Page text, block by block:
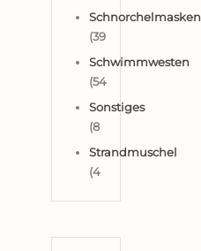
Schnorchelmasken
(39
Schwimmwesten
(54
Sonstiges
(8
Strandmuschel
(4